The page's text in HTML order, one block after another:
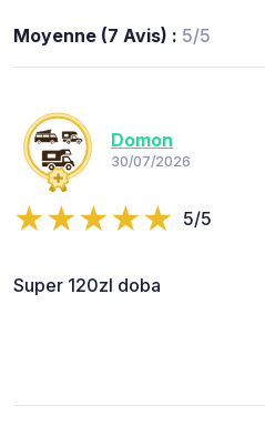
Moyenne (7 Avis) : 5/5
Domon
30/07/2026
5/5
Super 120zl doba